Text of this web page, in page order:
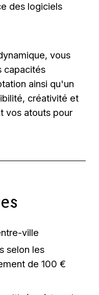
des logiciels
vous
capacités
ainsi qu'un
créativité et
vos atouts pour
ville
selon les
de 100 €